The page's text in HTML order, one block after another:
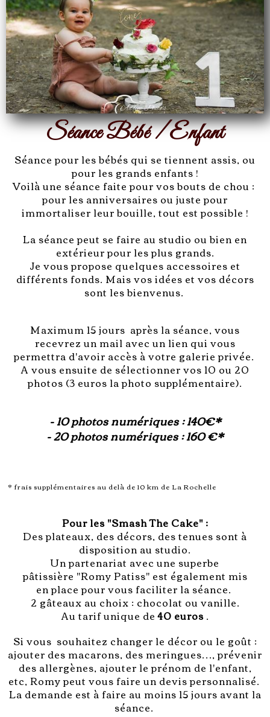
Séance Bébé / Enfant
Séance pour les bébés qui se tiennent assis, ou
pour les grands enfants !
Voilà une séance faite pour vos bouts de chou :
pour les anniversaires ou juste pour
immortaliser leur bouille, tout est possible !
La séance peut se faire au studio ou bien en
extérieur pour les plus grands.
Je vous propose quelques accessoires et
différents fonds. Mais vos idées et vos décors
sont les bienvenus.
Maximum 15 jours après la séance, vous
recevrez un mail avec un lien qui vous
permettra d'avoir accès à votre galerie privée.
A vous ensuite de sélectionner vos 10 ou 20
photos (3 euros la photo supplémentaire).
- 10 photos numériques : 140€*
- 20 photos numériques : 160 €*
* frais supplémentaires au delà de 10 km de La Rochelle
Pour les "Smash The Cake" :
Des plateaux, des décors, des tenues sont à
disposition au studio.
Un partenariat avec une superbe
pâtissière "Romy Patiss" est également mis
en place pour vous faciliter la séance.
2 gâteaux au choix : chocolat ou vanille.
Au tarif unique de40 euros.
​Si vous souhaitez changer le décor ou le goût :
ajouter des macarons, des meringues…, prévenir
des allergènes, ajouter le prénom de l'enfant,
etc, Romy peut vous faire un devis personnalisé.
La demande est à faire au moins 15 jours avant la
séance.